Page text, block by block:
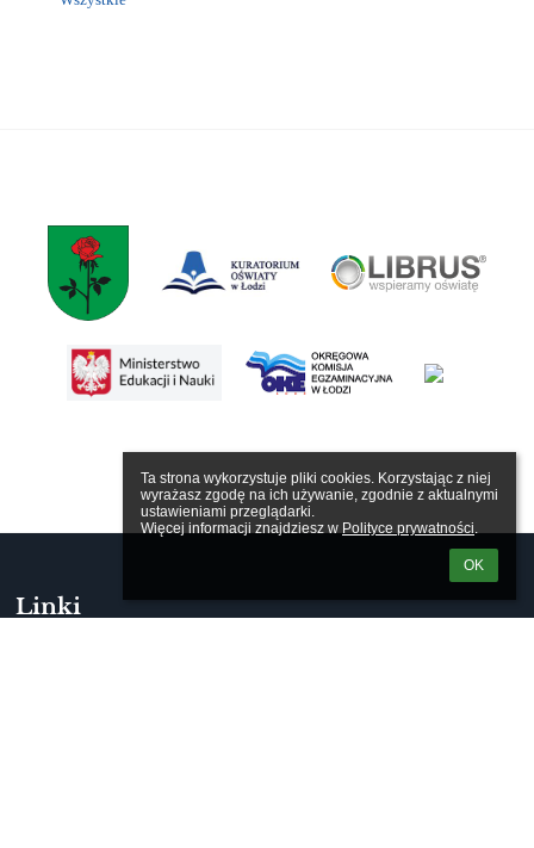
Ta strona wykorzystuje pliki cookies. Korzystając z niej
wyrażasz zgodę na ich używanie, zgodnie z aktualnymi
ustawieniami przeglądarki.
Więcej informacji znajdziesz w Polityce prywatności.
OK
Linki